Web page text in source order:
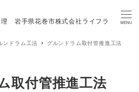
岩手県花巻市株式会社ライフラ MENU
ンドラム工法 グルンドラム取付管推進工法
取付管推進工法